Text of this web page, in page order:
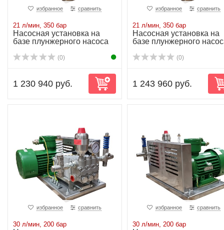
избранное сравнить
21 л/мин, 350 бар
Насосная установка на
базе плунжерного насоса
(0)
1 230 940 руб.
избранное сравнить
21 л/мин, 350 бар
Насосная установка на
базе плунжерного
(0)
1 243 960 руб.
избранное сравнить
30 л/мин, 200 бар
избранное сравнить
30 л/мин, 200 бар